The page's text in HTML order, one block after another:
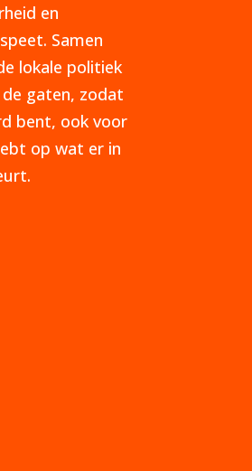
en
Samen
lokale politiek
gaten, zodat
bent, ook voor
op wat er in